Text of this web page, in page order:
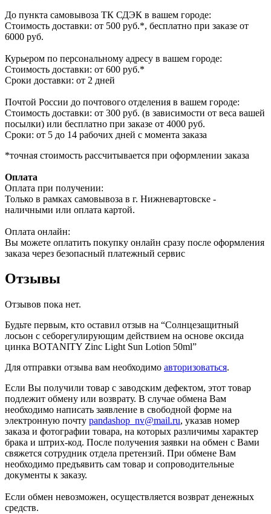
До пункта самовывоза ТК СДЭК в вашем городе:
Стоимость доставки: от 500 руб.*, бесплатно при заказе от
6000 руб.
Курьером по персональному адресу в вашем городе:
Стоимость доставки: от 600 руб.*
Сроки доставки: от 2 дней
Почтой России до почтового отделения в вашем городе:
Стоимость доставки: от 300 руб. (в зависимости от веса вашей
посылки) или бесплатно при заказе от 4000 руб.
Сроки: от 5 до 14 рабочих дней с момента заказа
*точная стоимость рассчитывается при оформлении заказа
Оплата
Оплата при получении:
Только в рамках самовывоза в г. Нижневартовске -
наличными или оплата картой.
Оплата онлайн:
Вы можете оплатить покупку онлайн сразу после оформления
заказа через безопасный платежный сервис
Отзывы
Отзывов пока нет.
Будьте первым, кто оставил отзыв на “Солнцезащитный
лосьон с себорегулирующим действием на основе оксида
цинка BOTANITY Zinc Light Sun Lotion 50ml”
Для отправки отзыва вам необходимо авторизоваться.
Если Вы получили товар с заводским дефектом, этот товар
подлежит обмену или возврату. В случае обмена Вам
необходимо написать заявление в свободной форме на
электронную почту pandashop_nv@mail.ru, указав номер
заказа и фотографии товара, на которых различимы характер
брака и штрих-код. После получения заявки на обмен с Вами
свяжется сотрудник отдела претензий. При обмене Вам
необходимо предъявить сам товар и сопроводительные
документы к заказу.
Если обмен невозможен, осуществляется возврат денежных
средств.